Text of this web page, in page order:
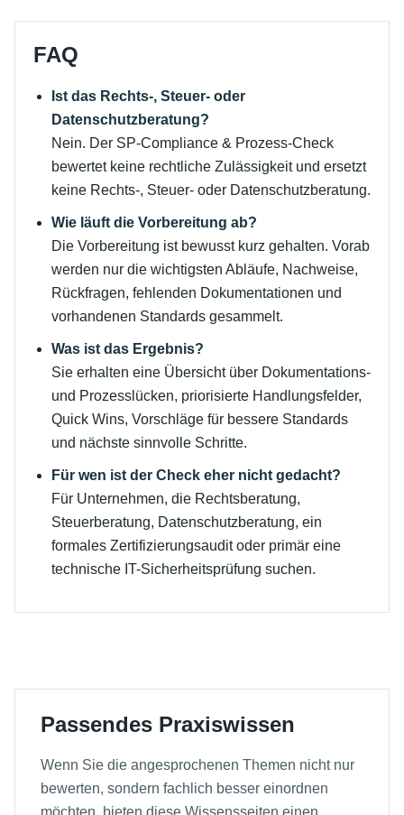
FAQ
Ist das Rechts-, Steuer- oder
Datenschutzberatung?
Nein. Der SP-Compliance & Prozess-Check
bewertet keine rechtliche Zulässigkeit und ersetzt
keine Rechts-, Steuer- oder Datenschutzberatung.
Wie läuft die Vorbereitung ab?
Die Vorbereitung ist bewusst kurz gehalten. Vorab
werden nur die wichtigsten Abläufe, Nachweise,
Rückfragen, fehlenden Dokumentationen und
vorhandenen Standards gesammelt.
Was ist das Ergebnis?
Sie erhalten eine Übersicht über Dokumentations-
und Prozesslücken, priorisierte Handlungsfelder,
Quick Wins, Vorschläge für bessere Standards
und nächste sinnvolle Schritte.
Für wen ist der Check eher nicht gedacht?
Für Unternehmen, die Rechtsberatung,
Steuerberatung, Datenschutzberatung, ein
formales Zertifizierungsaudit oder primär eine
technische IT-Sicherheitsprüfung suchen.
Passendes Praxiswissen
Wenn Sie die angesprochenen Themen nicht nur
bewerten, sondern fachlich besser einordnen